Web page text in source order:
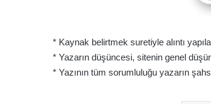
* Kaynak belirtmek suretiyle alıntı
* Yazarın düşüncesi, sitenin genel
* Yazının tüm sorumluluğu yazarın